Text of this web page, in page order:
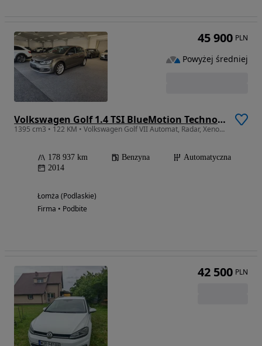
Volkswagen Golf 1.4 TSI BlueMotion Technology DSG Highline
1395 cm3 • 122 KM • Volkswagen Golf VII Automat, Radar, Xenon, Led, Kamera, Nawi
178 937 km Benzyna
Automatyczna
2014
Łomża (Podlaskie)
Firma • Podbite
45 900 PLN
Powyżej średniej
42 500 PLN